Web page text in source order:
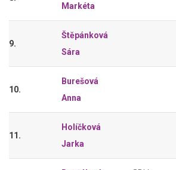
Markéta
9.
Štěpánková
Sára
10.
Burešová
Anna
11.
Holíčková
Jarka